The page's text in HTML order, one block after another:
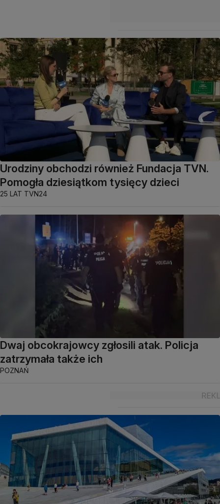
Urodziny obchodzi również Fundacja TVN.
Pomogła dziesiątkom tysięcy dzieci
25 LAT TVN24
Dwaj obcokrajowcy zgłosili atak. Policja
zatrzymała także ich
POZNAŃ